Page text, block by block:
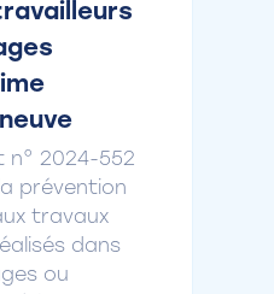
n° 2024-552
prévention
travaux
dans
ou